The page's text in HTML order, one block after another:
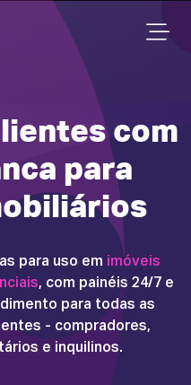
com
para
para uso em imóveis
, com painéis 24/7 e
para todas as
- compradores,
e inquilinos.